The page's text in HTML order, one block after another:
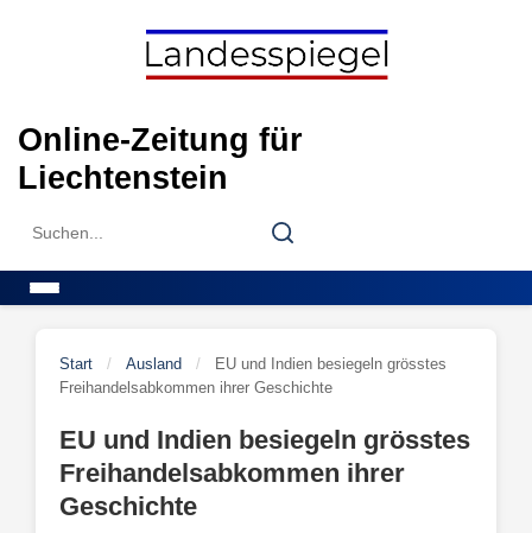
Online-Zeitung für
Liechtenstein
Search
Search
Start / Ausland /
EU und Indien besiegeln grösstes
Freihandelsabkommen ihrer Geschichte
EU und Indien besiegeln grösstes
Freihandelsabkommen ihrer
Geschichte